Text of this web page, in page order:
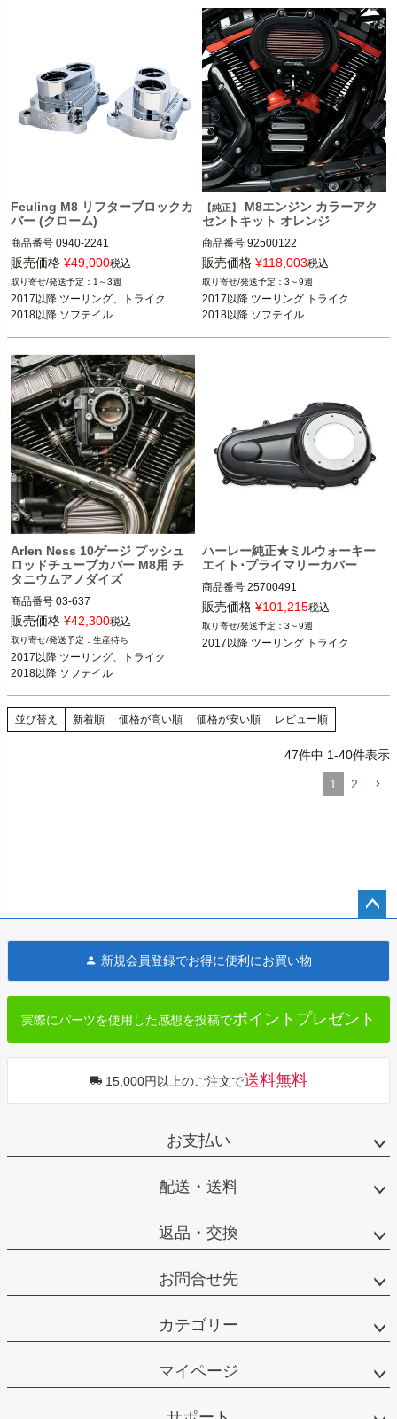
Feuling M8 リフターブロックカ
バー (クローム)
商品番号 0940-2241
M型番：9195
販売価格 ¥49,000税込
1～3週
2017以降 ツーリング、トライク
2018以降 ソフテイル
【純正】
M8エンジン カラーアク
セントキット オレンジ
商品番号 92500122
2017以降 ツーリング トライク
2018以降 ソフテイル
Harley Davidson（ハーレー ダビッド
ソン）
販売価格 ¥118,003税込
3～9週
2017以降 ツーリング トライク
2018以降 ソフテイル
Arlen Ness 10ゲージ プッシュ
ロッドチューブカバー M8用 チ
タニウムアノダイズ
商品番号 03-637
3OT：0925-1321
Arlen Ness（アレンネス）
販売価格 ¥42,300税込
生産待ち
2017以降 ツーリング、トライク
2018以降 ソフテイル
ハーレー純正★ミルウォーキー
エイト･プライマリーカバー
商品番号 25700491
2017以降 ツーリング、トライク
Harley Davidson（ハーレー ダビッド
販売価格 ¥101,215税込
3～9週
2017以降 ツーリング トライク
並び替え 新着順 価格が高い順 価格が安い順 レビュー順
47件中 1-40件表示
1 2
へ
新規会員登録でお得に便利にお買い物
実際にパーツを使用した感想を投稿でポイントプレゼント
15,000円以上のご注文で送料無料
お支払い
配送・送料
返品・交換
お問合せ先
カテゴリー
マイページ